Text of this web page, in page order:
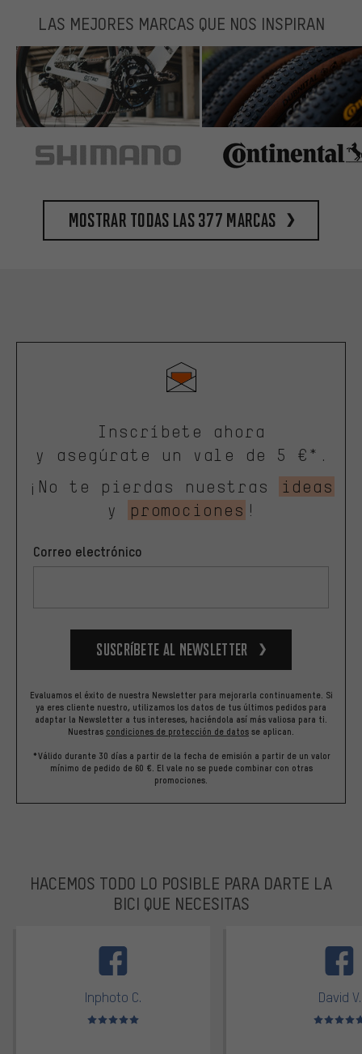
LAS MEJORES MARCAS QUE NOS INSPIRAN
Mostrar todas las 377 marcas
Inscríbete ahora
y asegúrate un vale de 5 €*.
¡No te pierdas nuestras
ideas
y
promociones !
Correo electrónico
Suscríbete al newsletter
Evaluamos el éxito de nuestra Newsletter para mejorarla continuamente. Si
ya eres cliente nuestro, utilizamos los datos de tus últimos pedidos para
adaptar la Newsletter a tus intereses, haciéndola así más valiosa para ti.
Nuestras condiciones de protección de datos se aplican.
*Válido durante 30 días a partir de la fecha de emisión a partir de un valor
mínimo de pedido de 60 €. El vale no se puede combinar con otras
promociones.
HACEMOS TODO LO POSIBLE PARA DARTE LA
BICI QUE NECESITAS
Inphoto C.
Valoración media: 5 de 5
David V.
Valoración